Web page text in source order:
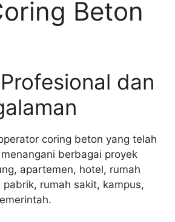
Beton
dan
coring beton yang telah
berbagai proyek
apartemen, hotel, rumah
rumah sakit, kampus,